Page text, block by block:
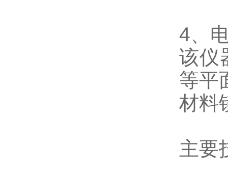
4、
该仪
等平
材料
主要